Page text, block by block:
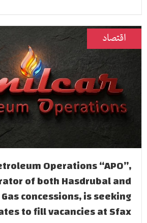
اقتصاد
Operations “APO”,
of both Hasdrubal and
concessions, is seeking
to fill vacancies at Sfax